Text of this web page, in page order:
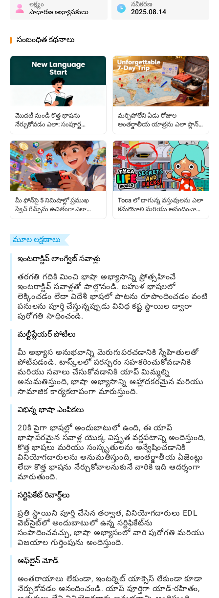
లక్ష్యం
సాధారణ అభ్యాసకులు
నవీకరణ
2025.08.14
సంబంధిత కథనాలు
మొదటి నుండి కొత్త భాషను
నేర్చుకోవడం ఎలా: సంపూర్ణ
మర్చిపోలేని ఏడు రోజుల
అంతర్జాతీయ యాత్రను ఎలా ప్లాన్
మీ ఫోన్‌పై 5 నిమిషాల్లో ప్రముఖ
స్విచ్ గేమ్స్‌ను ఉచితంగా ఎలా
Toca లో దాగున్న వస్తువులను ఎలా
కనుగొనాలి మరియు ఆనందించాలి:
మూల లక్షణాలు
ఇంటరాక్టివ్ లాంగ్వేజ్ సవాళ్లు
తరగతి గదికి మించి భాషా అభ్యాసాన్ని ప్రోత్సహించే
ఇంటరాక్టివ్ సవాళ్లతో పాల్గొనండి. బహుళ భాషలలో
లెక్కించడం లేదా విదేశీ భాషలో పాటను రూపొందించడం వంటి
పనులను పూర్తి చేస్తున్నప్పుడు వివిధ కష్ట స్థాయిల ద్వారా
పురోగతి సాధించండి.
మల్టీప్లేయర్ పోటీలు
మీ అభ్యాస అనుభవాన్ని మెరుగుపరచడానికి స్నేహితులతో
పోటీపడండి. టాస్క్‌లలో పరస్పరం సహకరించుకోవడానికి
మరియు సవాలు చేసుకోవడానికి యాప్ మిమ్మల్ని
అనుమతిస్తుంది, భాషా అభ్యాసాన్ని ఆహ్లాదకరమైన మరియు
సామాజిక కార్యకలాపంగా మారుస్తుంది.
విభిన్న భాషా ఎంపికలు
20కి పైగా భాషల్లో అందుబాటులో ఉంది, ఈ యాప్
భాషాపరమైన సవాళ్ల యొక్క విస్తృత వర్ణపటాన్ని అందిస్తుంది,
కొత్త భాషలు మరియు సంస్కృతులను అన్వేషించడానికి
వినియోగదారులను అనుమతిస్తుంది, అంతర్జాతీయ ఏజెంట్లు
లేదా కొత్త భాషను నేర్చుకోవాలనుకునే వారికి ఇది ఆదర్శంగా
మారుతుంది.
సర్టిఫికేట్ రివార్డ్‌లు
ప్రతి స్థాయిని పూర్తి చేసిన తర్వాత, వినియోగదారులు EDL
వెబ్‌సైట్‌లో అందుబాటులో ఉన్న సర్టిఫికేట్‌ను
సంపాదించవచ్చు, భాషా అభ్యాసంలో వారి పురోగతి మరియు
విజయాల గుర్తింపును అందిస్తుంది.
ఆఫ్‌లైన్ మోడ్
అంతరాయాలు లేకుండా, ఇంటర్నెట్ యాక్సెస్ లేకుండా కూడా
నేర్చుకోవడం ఆనందించండి. యాప్ పూర్తిగా యాడ్-రహితం,